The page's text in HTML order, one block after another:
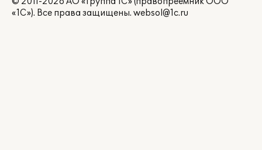
«1С»). Все права защищены. websol@1c.ru